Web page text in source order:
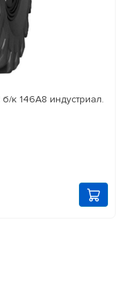
к 146A8 индустриал.